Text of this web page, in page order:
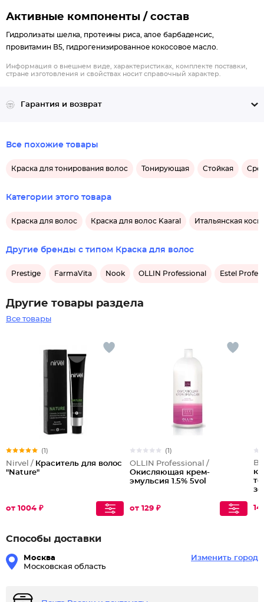
Активные компоненты / состав
Гидролизаты шелка, протеины риса, алое барбаденсис,
провитамин В5, гидрогенизированное кокосовое масло.
Информация о внешнем виде, характеристиках, комплекте поставки,
стране изготовления и свойствах носит справочный характер.
Гарантия и возврат
Все похожие товары
Краска для тонирования волос Тонирующая Стойкая
Категории этого товара
Краска для волос Краска для волос Kaaral Итальянская
Другие бренды с типом Краска для волос
Prestige FarmaVita Nook OLLIN Professional Estel
Другие товары раздела
Все товары
(1)
Nirvel / Краситель для волос
"Nature"
от 1004 ₽
(1)
OLLIN Professional /
Окисляющая крем-
эмульсия 1.5% 5vol
от 129 ₽
Способы доставки
Москва
Московская область
Изменить город